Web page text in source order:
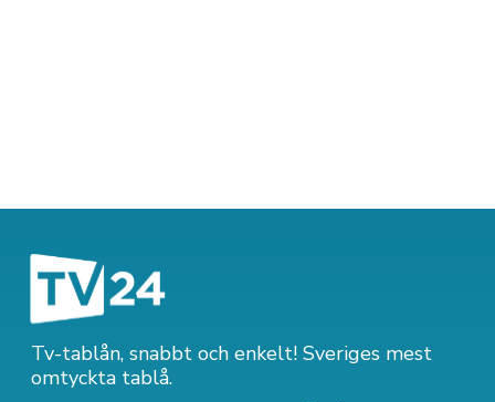
Tv-tablån, snabbt och enkelt! Sveriges mest
omtyckta tablå.